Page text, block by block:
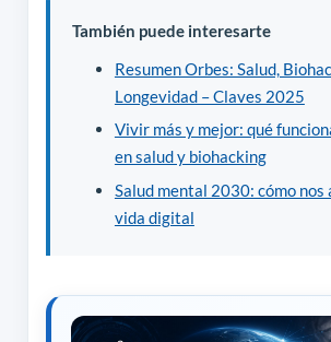
También puede interesarte
Resumen Orbes: Salud,
Longevidad – Claves 2025
Vivir más y mejor: qué
en salud y biohacking
Salud mental 2030: cómo nos
vida digital